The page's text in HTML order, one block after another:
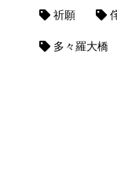
祈願
多々羅大橋